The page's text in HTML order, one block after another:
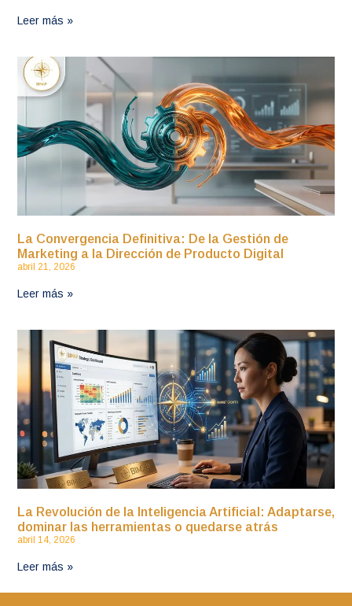
Leer más »
La Convergencia Definitiva: De la Gestión de
Marketing a la Dirección de Producto Digital
abril 21, 2026
Leer más »
La Revolución de la Inteligencia Artificial: Adaptarse,
dominar las herramientas o quedarse atrás
abril 14, 2026
Leer más »